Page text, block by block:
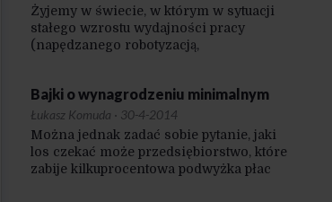
Żyjemy w świecie, w którym w sytuacji
stałego wzrostu wydajności pracy
(napędzanego robotyzacją,
się kurczyć. Z drugiej strony coraz
częściej dostrzegamy problem
zaburzenia równowagi pomiędzy
życiem zawodowym
a rodzinnym/prywatnym – wiele osób
Bajki o wynagrodzeniu minimalnym
Łukasz Komuda · 30-4-2014
Można jednak zadać sobie pytanie, jaki
los czekać może przedsiębiorstwo, które
zabije kilkuprocentowa podwyżka płac